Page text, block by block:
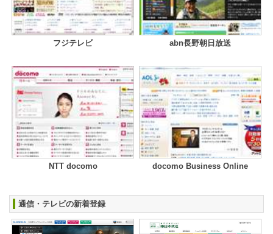
フジテレビ abn長野朝日放送
NTT docomo docomo Business Online
通信・テレビの新着登録